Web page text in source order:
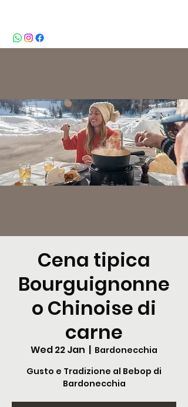
Cena tipica
Bourguignonne
o Chinoise di
carne
Wed 22 Jan
  |
Bardonecchia
Gusto e Tradizione al Bebop di
Bardonecchia